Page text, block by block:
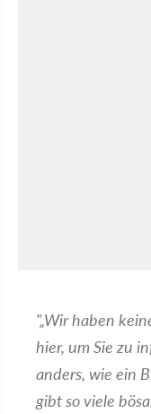
" Wir haben
hier, um Sie zu
anders, wie ein
gibt so viele